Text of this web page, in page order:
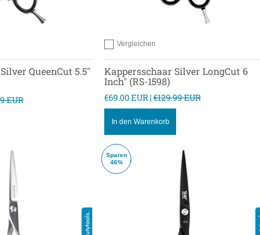
QueenCut 5.5"
EUR
Hinzufügen zum vergleichen
Vergleichen
Kappersschaar Silver LongCut 6
Inch" (RS-1598)
€69.00 EUR |€129.99 EUR
In den Warenkorb
Sparen
46%